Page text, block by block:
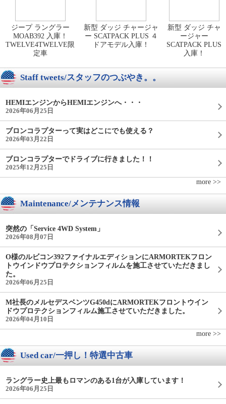
ジープ ラングラー
MOAB392 入庫！
TWELVE4TWELVE限
定車
新型 ダッジ チャージャ
ー SCATPACK PLUS ４
ドアモデル入庫！
新型 ダッジ チャ
ージャー
SCATPACK PLUS
入庫！
Staff tweets/スタッフのつぶやき。。
HEMIエンジンからHEMIエンジンへ・・・
2026年06月25日
ブロンコラプターって実はどこにでも使える？
2026年03月22日
ブロンコラプターでドライブに行きました！！
2025年12月25日
more >>
Maintenance/メンテナンス情報
突然の「Service 4WD System」
2026年08月07日
O様のルビコン392ファイナルエディションにARMORTEKフロン
トウインドウプロテクションフィルムを施工させていただきまし
た。
2026年06月25日
M社長のメルセデスベンツG450dにARMORTEKフロントウイン
ドウプロテクションフィルム施工させていただきました。
2026年04月10日
more >>
Used car/一押し！特選中古車
ラングラー史上最もロマンのある1台が入庫しています！
2026年06月25日